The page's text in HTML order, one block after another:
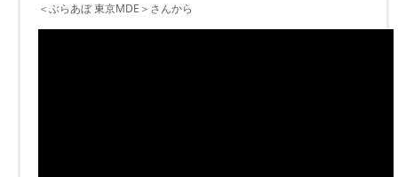
＜ぶらあぼ 東京MDE＞さんから